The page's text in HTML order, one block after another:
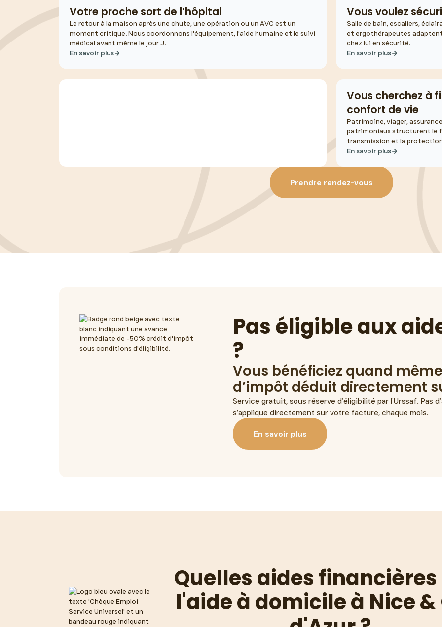
Votre proche sort de l’hôpital
Le retour à la maison après une chute, une opération ou un AVC est un
moment critique. Nous coordonnons l'équipement, l'aide humaine et le suivi
médical avant même le jour J.
En savoir plus
Vous voulez
Salle de bain, escaliers,
et ergothérapeutes
chez lui en sécurité.
En savoir plus
Vous souhaitez qu’il continue à sortir et à vivre
Le bien-vieillir, c'est aussi les sorties, les rendez-vous, la compagnie. Nos
Vous cherchez à
confort de vie
Patrimoine, viager,
patrimoniaux structurent le
transmission et la
En savoir plus
Prendre rendez-vous
Pas éligible aux
?
Vous bénéficiez quand
d’impôt déduit directement
Service gratuit, sous réserve d’éligibilité par l’Urssaf. Pas
s’applique directement sur votre facture, chaque mois.
En savoir plus
Quelles aides
l'aide à domicile à Nice &